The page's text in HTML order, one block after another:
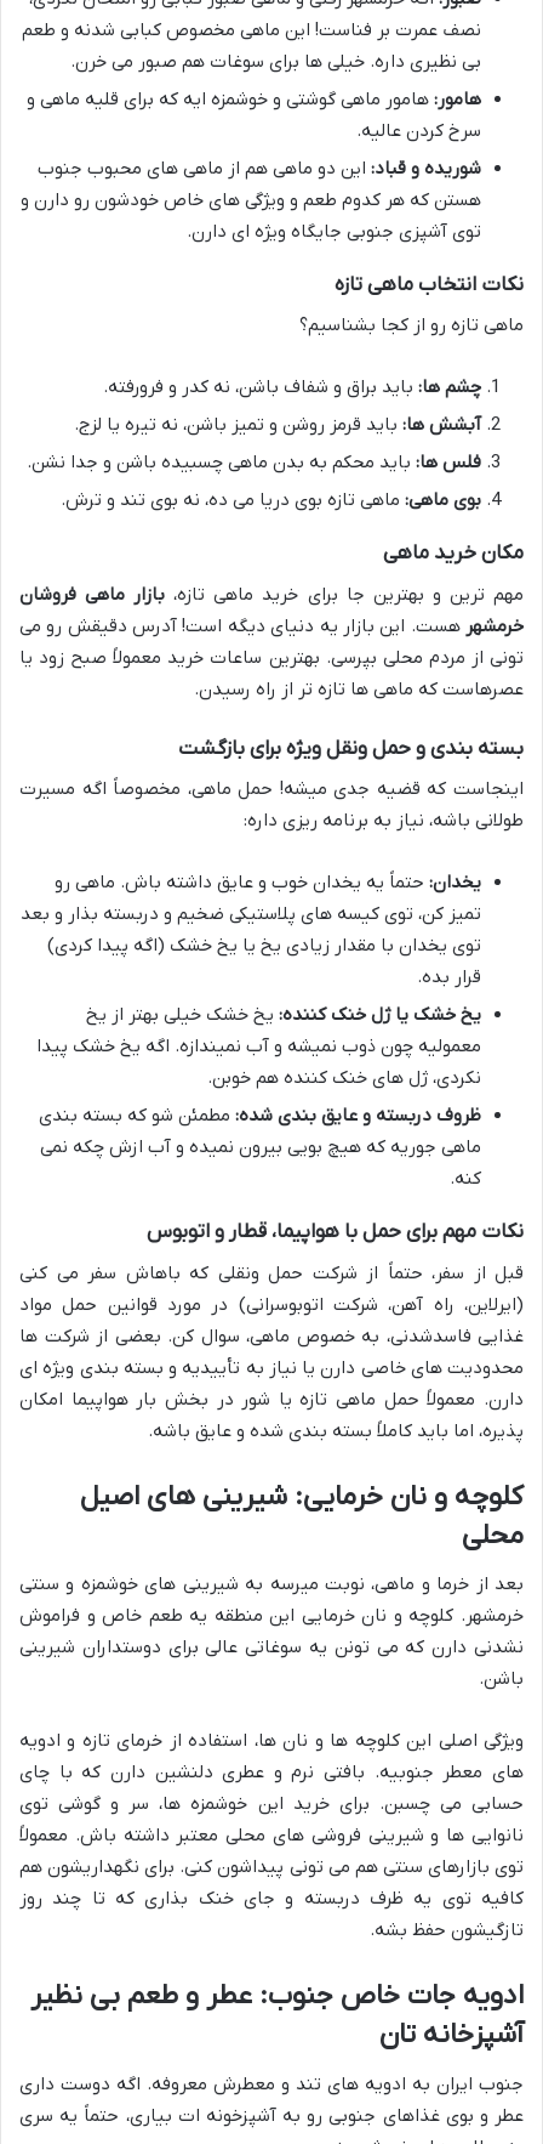
نصف عمرت بر فناست! این ماهی مخصوص کبابی شدنه و طعم
بی نظیری داره. خیلی ها برای سوغات هم صبور می خرن.
هامور: هامور ماهی گوشتی و خوشمزه ایه که برای قلیه ماهی و
سرخ کردن عالیه.
شوریده و قباد: این دو ماهی هم از ماهی های محبوب جنوب
هستن که هر کدوم طعم و ویژگی های خاص خودشون رو دارن و
توی آشپزی جنوبی جایگاه ویژه ای دارن.
نکات انتخاب ماهی تازه
ماهی تازه رو از کجا بشناسیم؟
چشم ها: باید براق و شفاف باشن، نه کدر و فرورفته.
آبشش ها: باید قرمز روشن و تمیز باشن، نه تیره یا لزج.
فلس ها: باید محکم به بدن ماهی چسبیده باشن و جدا نشن.
بوی ماهی: ماهی تازه بوی دریا می ده، نه بوی تند و ترش.
مکان خرید ماهی
مهم ترین و بهترین جا برای خرید ماهی تازه، بازار ماهی فروشان
خرمشهر هست. این بازار یه دنیای دیگه است! آدرس دقیقش رو می
تونی از مردم محلی بپرسی. بهترین ساعات خرید معمولاً صبح زود یا
عصرهاست که ماهی ها تازه تر از راه رسیدن.
بسته بندی و حمل ونقل ویژه برای بازگشت
اینجاست که قضیه جدی میشه! حمل ماهی، مخصوصاً اگه مسیرت
طولانی باشه، نیاز به برنامه ریزی داره:
یخدان: حتماً یه یخدان خوب و عایق داشته باش. ماهی رو
تمیز کن، توی کیسه های پلاستیکی ضخیم و دربسته بذار و بعد
توی یخدان با مقدار زیادی یخ یا یخ خشک (اگه پیدا کردی)
قرار بده.
یخ خشک یا ژل خنک کننده: یخ خشک خیلی بهتر از یخ
معمولیه چون ذوب نمیشه و آب نمیندازه. اگه یخ خشک پیدا
نکردی، ژل های خنک کننده هم خوبن.
ظروف دربسته و عایق بندی شده: مطمئن شو که بسته بندی
ماهی جوریه که هیچ بویی بیرون نمیده و آب ازش چکه نمی
کنه.
نکات مهم برای حمل با هواپیما، قطار و اتوبوس
قبل از سفر، حتماً از شرکت حمل ونقلی که باهاش سفر می کنی
(ایرلاین، راه آهن، شرکت اتوبوسرانی) در مورد قوانین حمل مواد
غذایی فاسدشدنی، به خصوص ماهی، سوال کن. بعضی از شرکت ها
محدودیت های خاصی دارن یا نیاز به تأییدیه و بسته بندی ویژه ای
دارن. معمولاً حمل ماهی تازه یا شور در بخش بار هواپیما امکان
پذیره، اما باید کاملاً بسته بندی شده و عایق باشه.
کلوچه و نان خرمایی: شیرینی های اصیل
محلی
بعد از خرما و ماهی، نوبت میرسه به شیرینی های خوشمزه و سنتی
خرمشهر. کلوچه و نان خرمایی این منطقه یه طعم خاص و فراموش
نشدنی دارن که می تونن یه سوغاتی عالی برای دوستداران شیرینی
باشن.
ویژگی اصلی این کلوچه ها و نان ها، استفاده از خرمای تازه و ادویه
های معطر جنوبیه. بافتی نرم و عطری دلنشین دارن که با چای
حسابی می چسبن. برای خرید این خوشمزه ها، سر و گوشی توی
نانوایی ها و شیرینی فروشی های محلی معتبر داشته باش. معمولاً
توی بازارهای سنتی هم می تونی پیداشون کنی. برای نگهداریشون هم
کافیه توی یه ظرف دربسته و جای خنک بذاری که تا چند روز
تازگیشون حفظ بشه.
ادویه جات خاص جنوب: عطر و طعم بی نظیر
آشپزخانه تان
جنوب ایران به ادویه های تند و معطرش معروفه. اگه دوست داری
عطر و بوی غذاهای جنوبی رو به آشپزخونه ات بیاری، حتماً یه سری